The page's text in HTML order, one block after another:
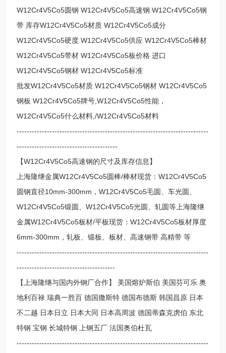
W12Cr4V5Co5圆钢 W12Cr4V5Co5高速钢 W12Cr4V5Co5钢
带 库存W12Cr4V5Co5材质 W12Cr4V5Co5成分
W12Cr4V5Co5硬度 W12Cr4V5Co5供应 W12Cr4V5Co5棒材
W12Cr4V5Co5带材 W12Cr4V5Co5板价格 进口
W12Cr4V5Co5钢材 W12Cr4V5Co5标准
批发W12Cr4V5Co5材质 W12Cr4V5Co5钢材 W12Cr4V5Co5
钢板 W12Cr4V5Co5牌号,W12Cr4V5Co5性能，
W12Cr4V5Co5什么材料,/W12Cr4V5Co5材料
----------------------------------------------------------------------------
----------------------------------------
【W12Cr4V5Co5高速钢的尺寸及库存信息】
上海隆继金属W12Cr4V5Co5圆棒/棒材现货：W12Cr4V5Co5
圆钢直径10mm-300mm，W12Cr4V5Co5毛圆、车光圆、
W12Cr4V5Co5锻圆、W12Cr4V5Co5光圆、轧圆等上海隆继
金属W12Cr4V5Co5板材/平板现货：W12Cr4V5Co5板材厚度
6mm-300mm，轧板、锻板、板材、高速钢带 高精带 等
----------------------------------------------------------------------------
---------------------------------------
【上海隆继与国内外钢厂合作】 美国熔炉斯伯 美国芬可乐 奥
地利百禄 瑞典一胜百 德国撒斯特 德国布德斯 韩国昌原 日本
不二越 日本日立 日本大同 日本高周波 德国蒂森克虏伯 东北
特钢 宝钢 长城特钢 上钢五厂 法国奥伯杜瓦
----------------------------------------------------------------------------